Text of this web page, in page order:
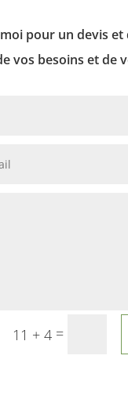
pour un devis et
vos besoins et de
11 + 4 =